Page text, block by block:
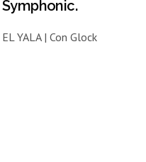
Symphonic.
EL YALA | Con Glock